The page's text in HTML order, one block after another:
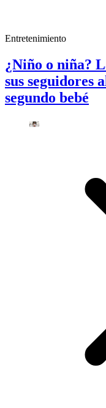
Entretenimiento
¿Niño o niña?
sus seguidores
segundo bebé